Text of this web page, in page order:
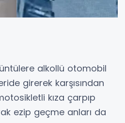
alkollü otomobil
girerek karşısından
kıza çarpıp
ezip geçme anları da